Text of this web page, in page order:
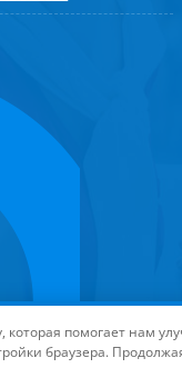
маркетинга
помогает нам
браузера.